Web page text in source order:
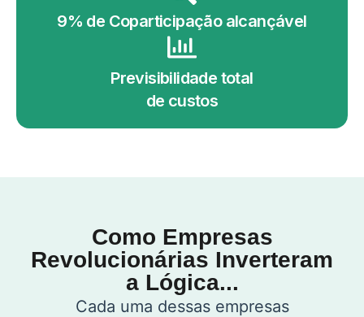
9% de Coparticipação alcançável
Previsibilidade total
de custos
Como Empresas
Revolucionárias Inverteram
a Lógica...
Cada uma dessas empresas